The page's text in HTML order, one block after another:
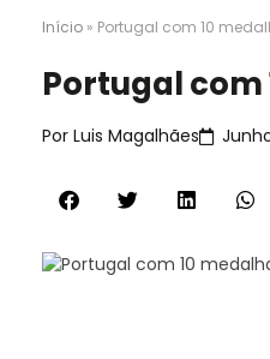
Início » Portugal com 10
Portugal com
Por Luis Magalhães